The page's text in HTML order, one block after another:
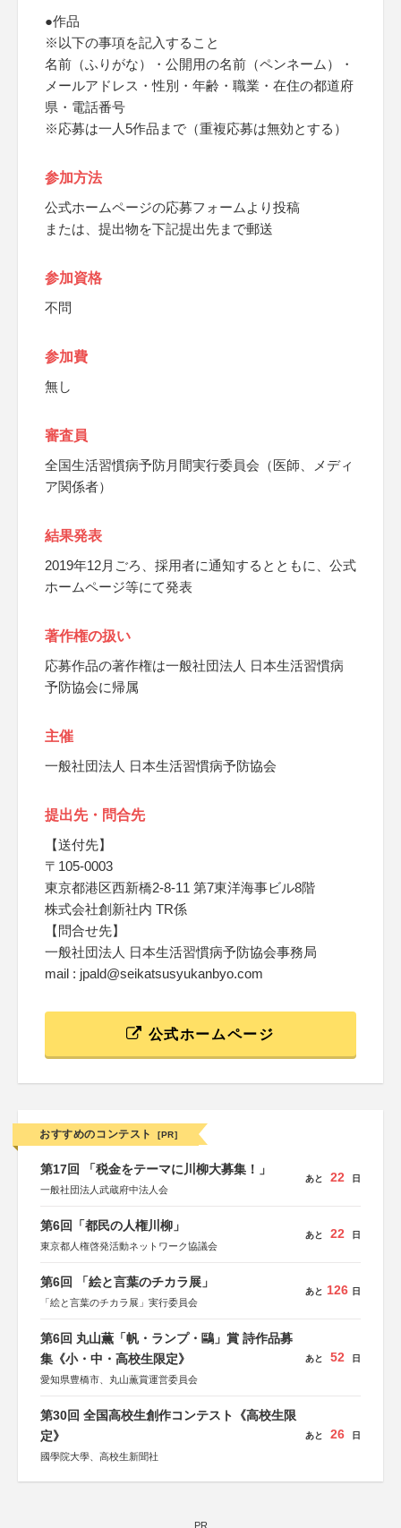
●作品
※以下の事項を記入すること
名前（ふりがな）・公開用の名前（ペンネーム）・
メールアドレス・性別・年齢・職業・在住の都道府
県・電話番号
※応募は一人5作品まで（重複応募は無効とする）
参加方法
公式ホームページの応募フォームより投稿
または、提出物を下記提出先まで郵送
参加資格
不問
参加費
無し
審査員
全国生活習慣病予防月間実行委員会（医師、メディ
ア関係者）
結果発表
2019年12月ごろ、採用者に通知するとともに、公式
ホームページ等にて発表
著作権の扱い
応募作品の著作権は一般社団法人 日本生活習慣病
予防協会に帰属
主催
一般社団法人 日本生活習慣病予防協会
提出先・問合先
【送付先】
〒105-0003
東京都港区西新橋2‐8‐11 第7東洋海事ビル8階
株式会社創新社内 TR係
【問合せ先】
一般社団法人 日本生活習慣病予防協会事務局
mail : jpald@seikatsusyukanbyo.com
公式ホームページ
おすすめのコンテスト [PR]
第17回 「税金をテーマに川柳大募集！」
一般社団法人武蔵府中法人会
あと 22 日
第6回「都民の人権川柳」
東京都人権啓発活動ネットワーク協議会
あと 22 日
第6回 「絵と言葉のチカラ展」
「絵と言葉のチカラ展」実行委員会
あと 126 日
第6回 丸山薫「帆・ランプ・鷗」賞 詩作品募
集《小・中・高校生限定》
愛知県豊橋市、丸山薫賞運営委員会
あと 52 日
第30回 全国高校生創作コンテスト《高校生限
定》
國學院大學、高校生新聞社
あと 26 日
PR